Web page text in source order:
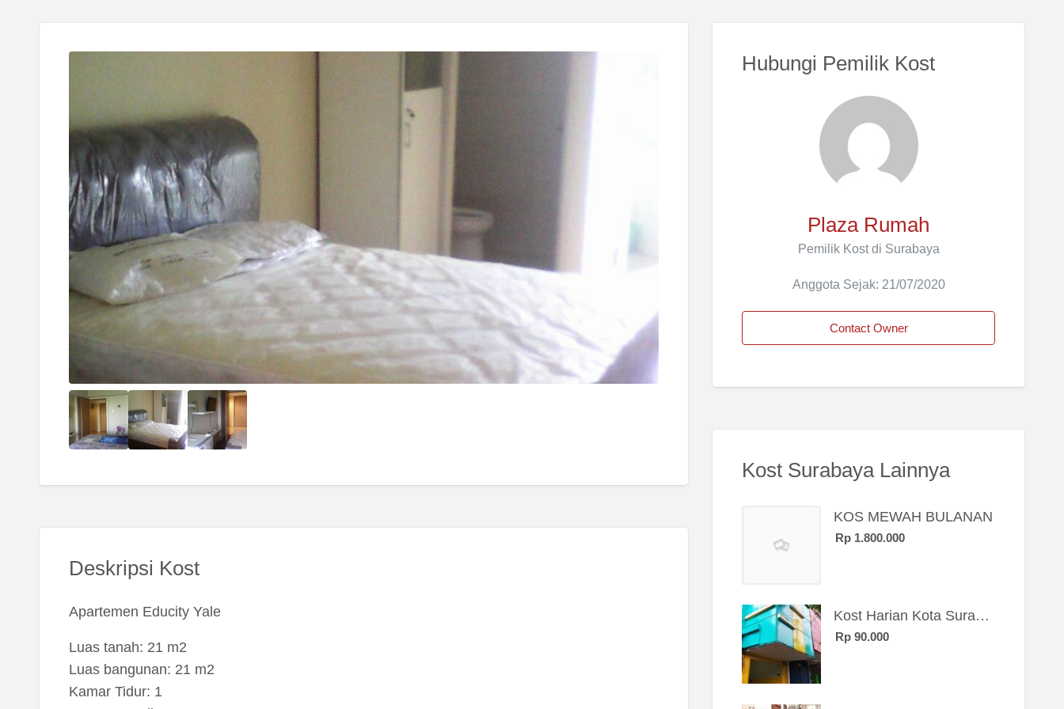
Deskripsi Kost
Apartemen Educity Yale
Luas tanah: 21 m2
Luas bangunan: 21 m2
Kamar Tidur: 1
Hubungi Pemilik Kost
Plaza Rumah
Pemilik Kost di Surabaya
Anggota Sejak: 21/07/2020
Contact Owner
Kost Surabaya Lainnya
KOS MEWAH BULANAN
Rp 1.800.000
Kost Harian Kota Surabaya “Sierra Kost”
Rp 90.000